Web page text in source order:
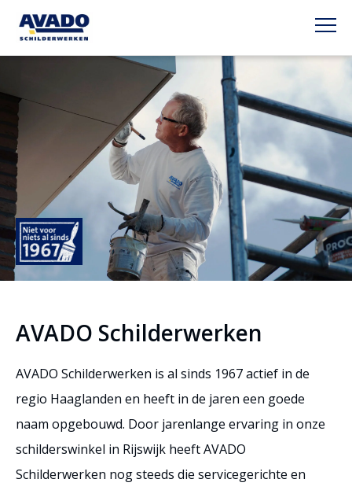
AVADO Schilderwerken
AVADO Schilderwerken is al sinds 1967 actief in de
regio Haaglanden en heeft in de jaren een goede
naam opgebouwd. Door jarenlange ervaring in onze
schilderswinkel in Rijswijk heeft AVADO
Schilderwerken nog steeds die servicegerichte en